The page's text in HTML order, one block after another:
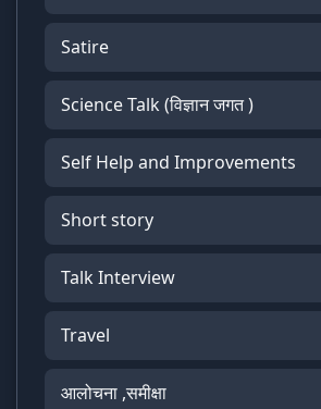
Satire
Science Talk (विज्ञान जगत )
Self Help and Improvements
Short story
Talk Interview
Travel
आलोचना ,समीक्षा